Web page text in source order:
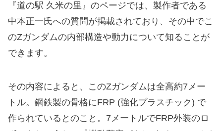
『道の駅 久米の里』のページでは、製作者である
中本正一氏への質問が掲載されており、その中でこ
のZガンダムの内部構造や動力について知ることが
できます。
その内容によると、このZガンダムは全高約7メー
トル。鋼鉄製の骨格にFRP (強化プラスチック) で
作られているとのこと。7メートルでFRP外装のロ